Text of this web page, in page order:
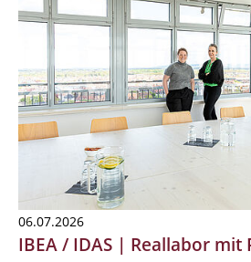
06.07.2026
IBEA / IDAS | Reallabor